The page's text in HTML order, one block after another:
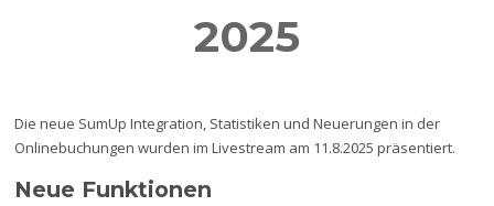
2025
Die neue SumUp Integration, Statistiken und Neuerungen in der
Onlinebuchungen wurden im Livestream am 11.8.2025 präsentiert.
Neue Funktionen